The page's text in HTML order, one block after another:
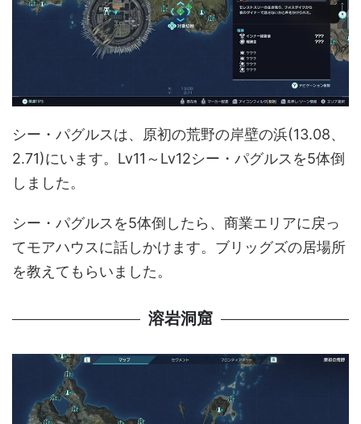
シー・パグルスは、原初の荒野の岸壁の浜(13.08、
2.71)にいます。Lv11～Lv12シー・パグルスを5体倒
しました。
シー・パグルスを5体倒したら、商業エリアに戻っ
てモアハウスに話しかけます。ブリッグズの居場所
を教えてもらいました。
溶岩洞窟